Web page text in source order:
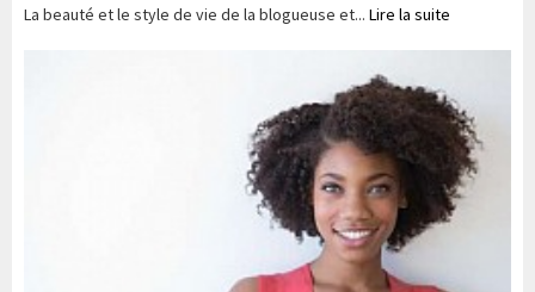
La beauté et le style de vie de la blogueuse et... Lire la suite